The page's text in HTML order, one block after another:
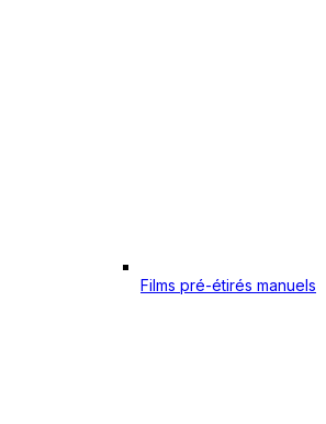
Films pré-étirés manuels